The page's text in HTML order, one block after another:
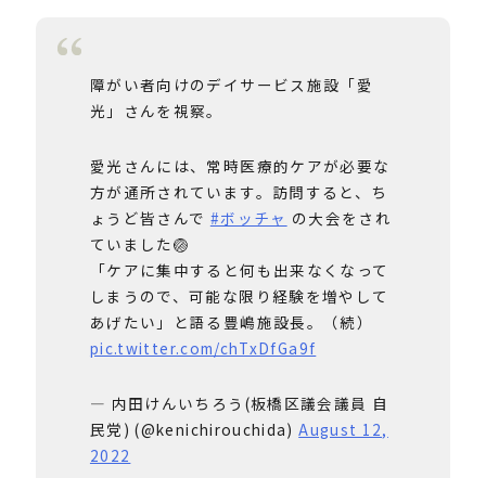
障がい者向けのデイサービス施設「愛
光」さんを視察。
愛光さんには、常時医療的ケアが必要な
方が通所されています。訪問すると、ち
ょうど皆さんで #ボッチャ の大会をされ
ていました🏐
「ケアに集中すると何も出来なくなって
しまうので、可能な限り経験を増やして
あげたい」と語る豊嶋施設長。（続）
pic.twitter.com/chTxDfGa9f
— 内田けんいちろう(板橋区議会議員 自
民党) (@kenichirouchida)August 12,
2022